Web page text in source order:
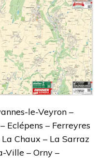
le-Veyron –
Eclépens – Ferreyres
La Chaux – La Sarraz
Ville – Orny –